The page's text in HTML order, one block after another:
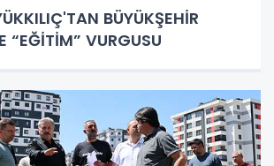
BÜYÜKŞEHİR
“EĞİTİM” VURGUSU